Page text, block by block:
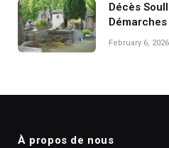
Décès
February 6, 2026
À propos de nous